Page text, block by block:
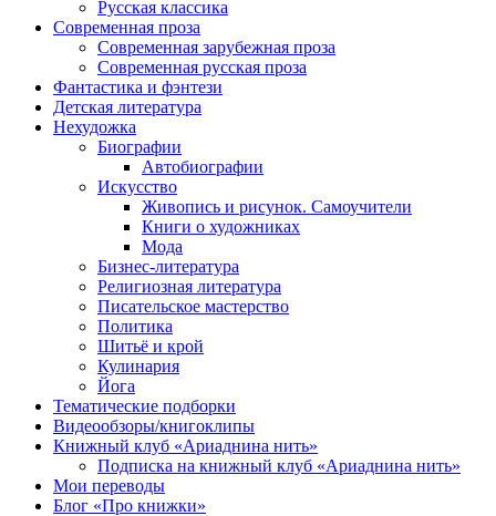
Русская классика
Современная проза
Современная зарубежная проза
Современная русская проза
Фантастика и фэнтези
Детская литература
Нехудожка
Биографии
Автобиографии
Искусство
Живопись и рисунок. Самоучители
Книги о художниках
Мода
Бизнес-литература
Религиозная литература
Писательское мастерство
Политика
Шитьё и крой
Кулинария
Йога
Тематические подборки
Видеообзоры/книгоклипы
Книжный клуб «Ариаднина нить»
Подписка на книжный клуб «Ариаднина нить»
Мои переводы
Блог «Про книжки»